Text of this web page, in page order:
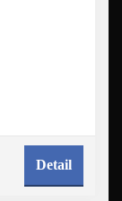
Detail